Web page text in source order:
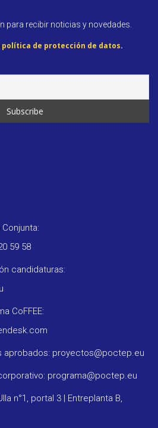
para recibir noticias y novedades.
política de protección de datos.
59 58
candidaturas:
CoFFEE:
aprobados: proyectos@poctep.eu
programa@poctep.eu
n°1, portal 3 | Entreplanta B,